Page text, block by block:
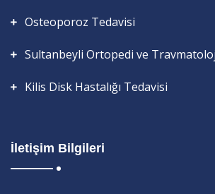
Osteoporoz Tedavisi
Sultanbeyli Ortopedi ve
Kilis Disk Hastalığı Tedavisi
İletişim Bilgileri